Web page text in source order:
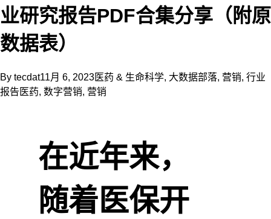
业研究报告PDF合集分享（附原
数据表）
By tecdat11月 6, 2023医药 & 生命科学, 大数据部落, 营销, 行业
报告 医药, 数字营销, 营销
在近年来，
随着医保开